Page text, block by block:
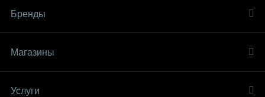
Бренды
Магазины
Услуги